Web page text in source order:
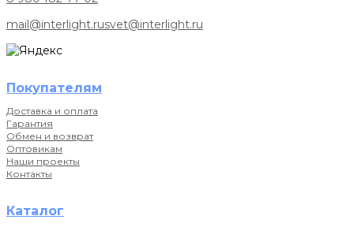
mail@interlight.rusvet@interlight.ru
Покупателям
Доставка и оплата
Гарантия
Обмен и возврат
Оптовикам
Наши проекты
Контакты
Каталог